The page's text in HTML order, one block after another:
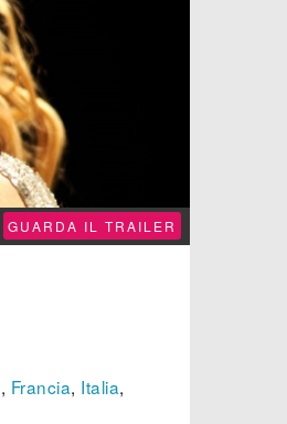
GUARDA IL TRAILER
, Francia, Italia,